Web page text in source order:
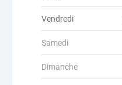
Vendredi
Samedi
Dimanche